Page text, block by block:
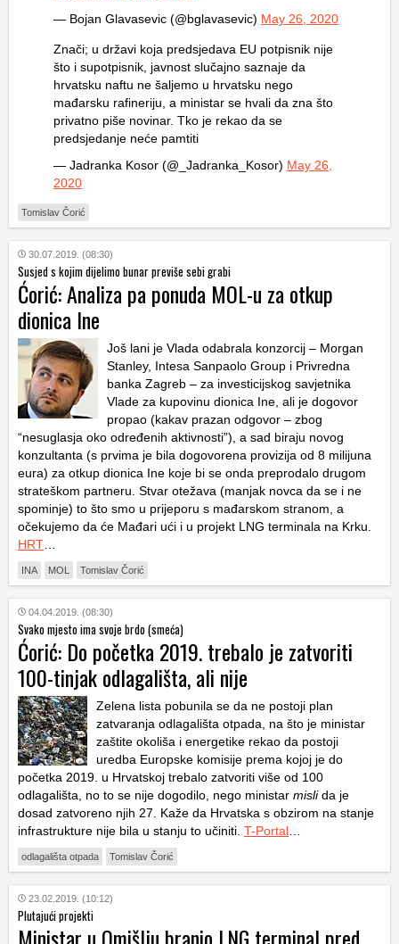
— Bojan Glavasevic (@bglavasevic) May 26, 2020
Znači; u državi koja predsjedava EU potpisnik nije
što i supotpisnik, javnost slučajno saznaje da
hrvatsku naftu ne šaljemo u hrvatsku nego
mađarsku rafineriju, a ministar se hvali da zna što
privatno piše novinar. Tko je rekao da se
predsjedanje neće pamtiti
— Jadranka Kosor (@_Jadranka_Kosor) May 26,
2020
Tomislav Čorić
30.07.2019. (08:30)
Susjed s kojim dijelimo bunar previše sebi grabi
Ćorić: Analiza pa ponuda MOL-u za otkup
dionica Ine
Još lani je Vlada odabrala konzorcij – Morgan
Stanley, Intesa Sanpaolo Group i Privredna
banka Zagreb – za investicijskog savjetnika
Vlade za kupovinu dionica Ine, ali je dogovor
propao (kakav prazan odgovor – zbog
“nesuglasja oko određenih aktivnosti”), a sad biraju novog
konzultanta (s prvima je bila dogovorena provizija od 8 milijuna
eura) za otkup dionica Ine koje bi se onda preprodalo drugom
strateškom partneru. Stvar otežava (manjak novca da se i ne
spominje) to što smo u prijeporu s mađarskom stranom, a
očekujemo da će Mađari ući i u projekt LNG terminala na Krku.
HRT
INA MOL Tomislav Čorić
04.04.2019. (08:30)
Svako mjesto ima svoje brdo (smeća)
Ćorić: Do početka 2019. trebalo je zatvoriti
100-tinjak odlagališta, ali nije
Zelena lista pobunila se da ne postoji plan
zatvaranja odlagališta otpada, na što je ministar
zaštite okoliša i energetike rekao da postoji
uredba Europske komisije prema kojoj je do
početka 2019. u Hrvatskoj trebalo zatvoriti više od 100
odlagališta, no to se nije dogodilo, nego ministar mislida je
dosad zatvoreno njih 27. Kaže da Hrvatska s obzirom na stanje
infrastrukture nije bila u stanju to učiniti. T-Portal
odlagališta otpada Tomislav Čorić
23.02.2019. (10:12)
Plutajući projekti